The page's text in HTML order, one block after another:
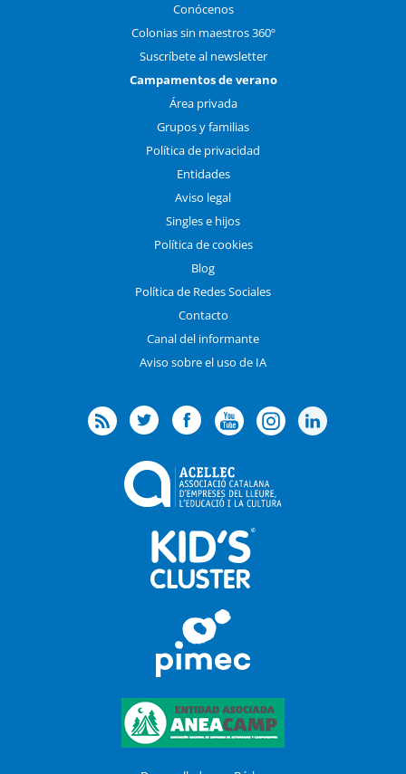
Conócenos
Colonias sin maestros 360º
Suscríbete al newsletter
Campamentos de verano
Área privada
Grupos y familias
Política de privacidad
Entidades
Aviso legal
Singles e hijos
Política de cookies
Blog
Política de Redes Sociales
Contacto
Canal del informante
Aviso sobre el uso de IA